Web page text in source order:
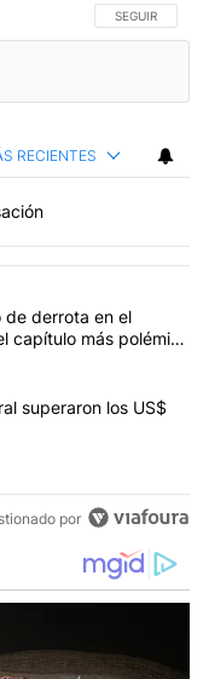
SIGA ESTA
SEGUIR
RECIENTES
comentarios en los
de Tierras: ante el
de derrota en el
capítulo más polémico
reservas del Banco
superaron los US$
por